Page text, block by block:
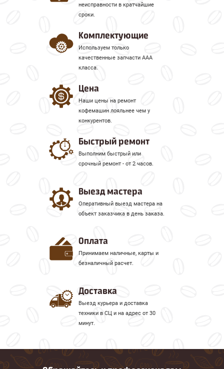
неисправности в кратчайшие
сроки.
Комплектующие
Используем только
качественные запчасти ААА
класса.
Цена
Наши цены на ремонт
кофемашин лояльнее чем у
конкурентов.
Быстрый ремонт
Выполним быстрый или
срочный ремонт - от 2 часов.
Выезд мастера
Оперативный выезд мастера на
объект заказчика в день заказа.
Оплата
Принимаем наличные, карты и
безналичный расчет.
Доставка
Выезд курьера и доставка
техники в СЦ и на адрес от 30
минут.